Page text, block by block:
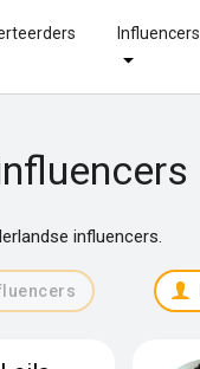
Influencers
influencers.